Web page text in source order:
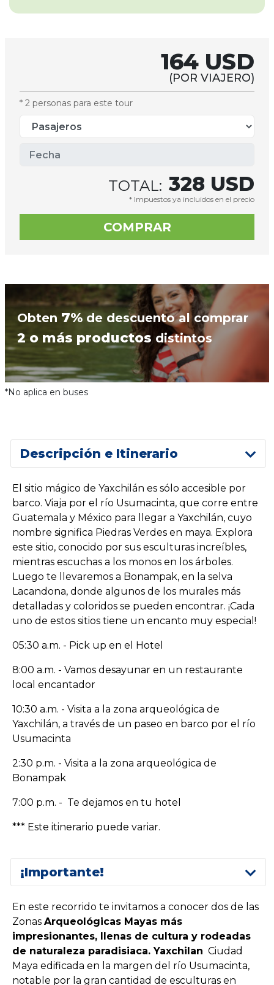
164 USD
(POR VIAJERO)
* 2 personas para este tour
TOTAL: 328 USD
* Impuestos ya incluidos en el precio
Obten 7% de descuento al comprar
2 o más productos distintos
*No aplica en buses
Descripción e Itinerario
El sitio mágico de Yaxchilán es sólo accesible por
barco. Viaja por el río Usumacinta, que corre entre
Guatemala y México para llegar a Yaxchilán, cuyo
nombre significa Piedras Verdes en maya. Explora
este sitio, conocido por sus esculturas increíbles,
mientras escuchas a los monos en los árboles.
Luego te llevaremos a Bonampak, en la selva
Lacandona, donde algunos de los murales más
detalladas y coloridos se pueden encontrar. ¡Cada
uno de estos sitios tiene un encanto muy especial!
05:30 a.m. - Pick up en el Hotel
8:00 a.m. - Vamos desayunar en un restaurante
local encantador
10:30 a.m. - Visita a la zona arqueológica de
Yaxchilán, a través de un paseo en barco por el río
Usumacinta
2:30 p.m. - Visita a la zona arqueológica de
Bonampak
7:00 p.m. - Te dejamos en tu hotel
*** Este itinerario puede variar.
¡Importante!
En este recorrido te invitamos a conocer dos de las
Zonas Arqueológicas Mayas más
impresionantes, llenas de cultura y rodeadas
de naturaleza paradisiaca. Yaxchilan Ciudad
Maya edificada en la margen del río Usumacinta,
notable por la gran cantidad de esculturas en